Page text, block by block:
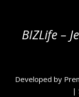
BIZLife –
Developed by
|